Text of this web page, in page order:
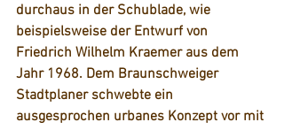
durchaus in der Schublade, wie
beispielsweise der Entwurf von
Friedrich Wilhelm Kraemer aus dem
Jahr 1968. Dem Braunschweiger
Stadtplaner schwebte ein
ausgesprochen urbanes Konzept vor mit